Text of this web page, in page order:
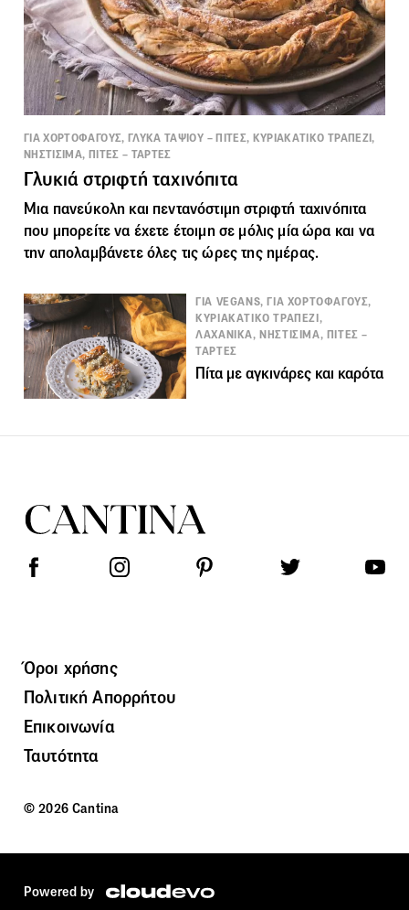
ΓΙΑ ΧΟΡΤΟΦΑΓΟΥΣ, ΓΛΥΚΑ ΤΑΨΙΟΥ – ΠΙΤΕΣ, ΚΥΡΙΑΚΑΤΙΚΟ ΤΡΑΠΕΖΙ,
ΝΗΣΤΙΣΙΜΑ, ΠΙΤΕΣ – ΤΑΡΤΕΣ
Γλυκιά στριφτή ταχινόπιτα
Μια πανεύκολη και πεντανόστιμηστριφτή ταχινόπιτα
που μπορείτε να έχετε έτοιμη σε μόλις μία ώρα και να
την απολαμβάνετε όλες τις ώρες της ημέρας.
ΓΙΑ VEGANS, ΓΙΑ ΧΟΡΤΟΦΑΓΟΥΣ,
ΚΥΡΙΑΚΑΤΙΚΟ ΤΡΑΠΕΖΙ,
ΛΑΧΑΝΙΚΑ, ΝΗΣΤΙΣΙΜΑ, ΠΙΤΕΣ –
ΤΑΡΤΕΣ
Πίτα με αγκινάρες και καρότα
Όροι χρήσης
Πολιτική Απορρήτου
Επικοινωνία
Ταυτότητα
© 2026 Cantina
Powered by